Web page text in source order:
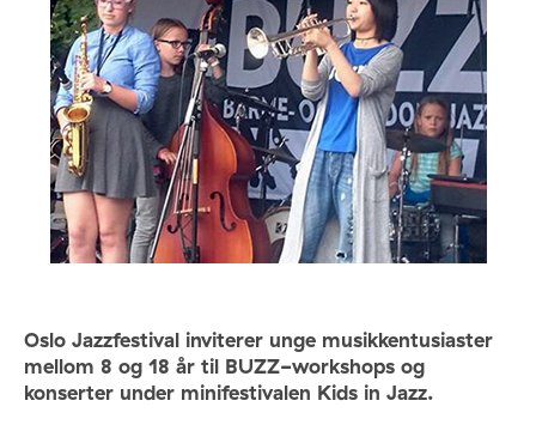
Oslo Jazzfestival inviterer unge musikkentusiaster
mellom 8 og 18 år til BUZZ-workshops og
konserter under minifestivalen Kids in Jazz.